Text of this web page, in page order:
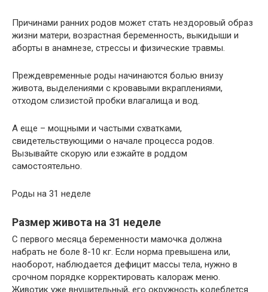
Причинами ранних родов может стать нездоровый образ
жизни матери, возрастная беременность, выкидыши и
аборты в анамнезе, стрессы и физические травмы.
Преждевременные роды начинаются болью внизу
живота, выделениями с кровавыми вкраплениями,
отходом слизистой пробки влагалища и вод.
А еще – мощными и частыми схватками,
свидетельствующими о начале процесса родов.
Вызывайте скорую или езжайте в роддом
самостоятельно.
Роды на 31 неделе
Размер живота на 31 неделе
С первого месяца беременности мамочка должна
набрать не боле 8-10 кг. Если норма превышена или,
наоборот, наблюдается дефицит массы тела, нужно в
срочном порядке корректировать калораж меню.
Животик уже внушительный, его окружность колеблется